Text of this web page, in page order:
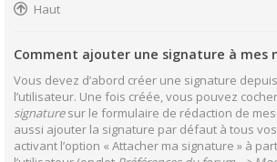
Haut
Comment ajouter une signature à mes
Vous devez d’abord créer une signature
l’utilisateur. Une fois créée, vous pouvez cocher
signaturesur le formulaire de rédaction de
aussi ajouter la signature par défaut à tous
activant l’option « Attacher ma signature » à